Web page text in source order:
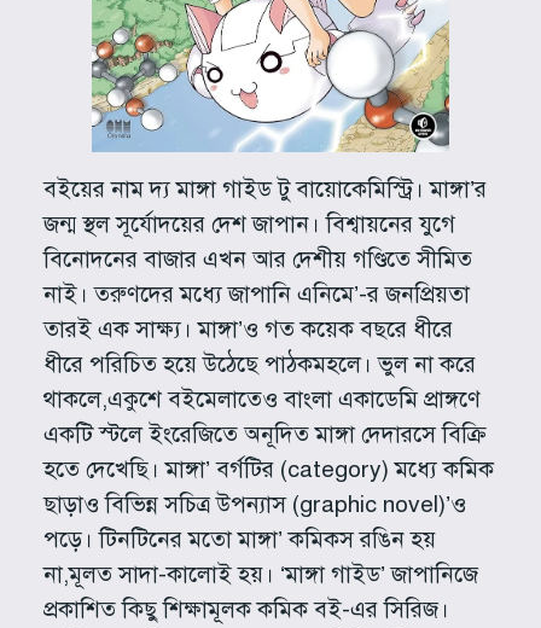
বইয়ের নাম দ্য মাঙ্গা গাইড টু বায়োকেমিস্ট্রি। মাঙ্গা’র
জন্ম স্থল সূর্যোদয়ের দেশ জাপান। বিশ্বায়নের যুগে
বিনোদনের বাজার এখন আর দেশীয় গণ্ডিতে সীমিত
নাই। তরুণদের মধ্যে জাপানি এনিমে’-র জনপ্রিয়তা
তারই এক সাক্ষ্য। মাঙ্গা’ও গত কয়েক বছরে ধীরে
ধীরে পরিচিত হয়ে উঠেছে পাঠকমহলে। ভুল না করে
থাকলে,একুশে বইমেলাতেও বাংলা একাডেমি প্রাঙ্গণে
একটি স্টলে ইংরেজিতে অনূদিত মাঙ্গা দেদারসে বিক্রি
হতে দেখেছি। মাঙ্গা’ বর্গটির (category) মধ্যে কমিক
ছাড়াও বিভিন্ন সচিত্র উপন্যাস (graphic novel)’ও
পড়ে। টিনটিনের মতো মাঙ্গা’ কমিকস রঙিন হয়
না,মূলত সাদা-কালোই হয়। ‘মাঙ্গা গাইড’ জাপানিজে
প্রকাশিত কিছু শিক্ষামূলক কমিক বই-এর সিরিজ।